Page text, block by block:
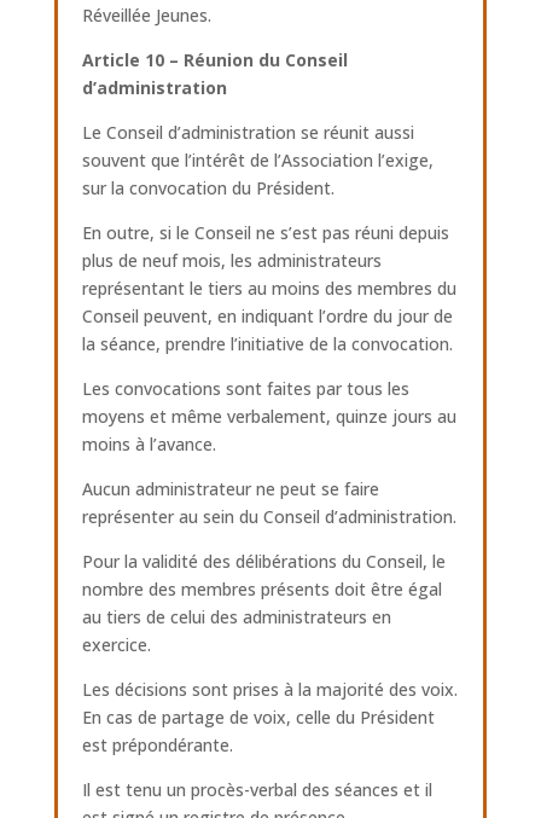
Réveillée Jeunes.
Article 10 – Réunion du Conseil
d’administration
Le Conseil d’administration se réunit aussi
souvent que l’intérêt de l’Association l’exige,
sur la convocation du Président.
En outre, si le Conseil ne s’est pas réuni depuis
plus de neuf mois, les administrateurs
représentant le tiers au moins des membres du
Conseil peuvent, en indiquant l’ordre du jour de
la séance, prendre l’initiative de la convocation.
Les convocations sont faites par tous les
moyens et même verbalement, quinze jours au
moins à l’avance.
Aucun administrateur ne peut se faire
représenter au sein du Conseil d’administration.
Pour la validité des délibérations du Conseil, le
nombre des membres présents doit être égal
au tiers de celui des administrateurs en
exercice.
Les décisions sont prises à la majorité des voix.
En cas de partage de voix, celle du Président
est prépondérante.
Il est tenu un procès-verbal des séances et il